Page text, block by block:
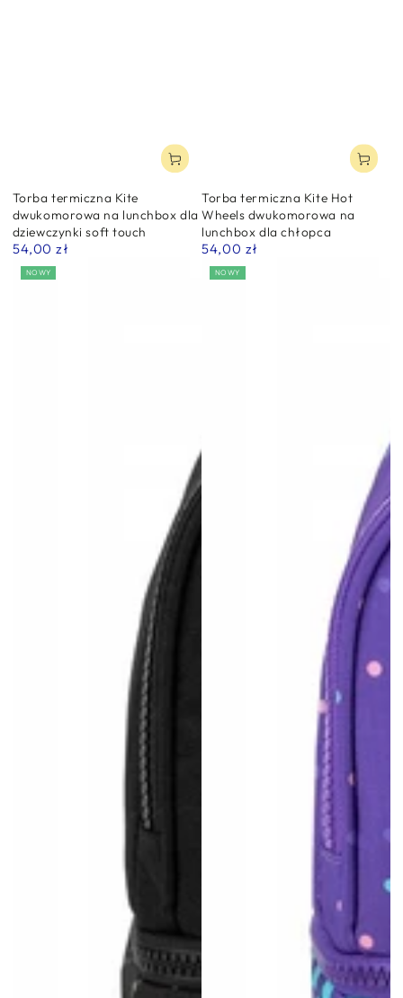
Torba termiczna Kite
dwukomorowa na lunchbox dla
dziewczynki soft touch
Normalna
cena
54,00 zł
Torba termiczna Kite Hot
Wheels dwukomorowa na
lunchbox dla chłopca
Normalna
cena
54,00 zł
NOWY NOWY